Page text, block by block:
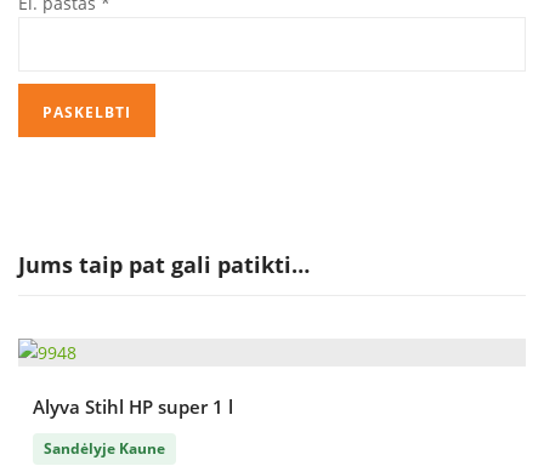
Jums taip pat gali patikti…
Alyva Stihl HP super 1 l
Sandėlyje Kaune